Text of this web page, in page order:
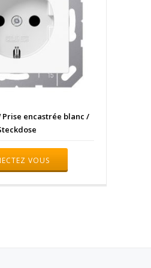
Prise encastrée blanc /
VOUS